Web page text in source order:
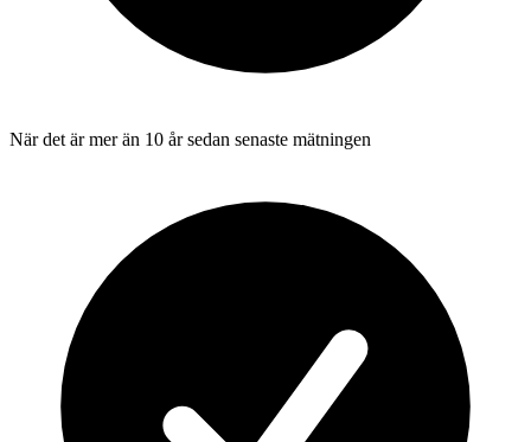
När det är mer än 10 år sedan senaste mätningen